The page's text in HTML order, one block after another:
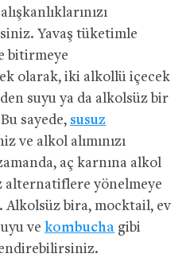
Yavaş tüketimle
bitirmeye
olarak, iki alkollü içecek
suyu ya da alkolsüz bir
sayede, susuz
ve alkol alımınızı
aç karnına alkol
alternatiflere yönelmeye
bira, mocktail, ev
ve kombucha gibi